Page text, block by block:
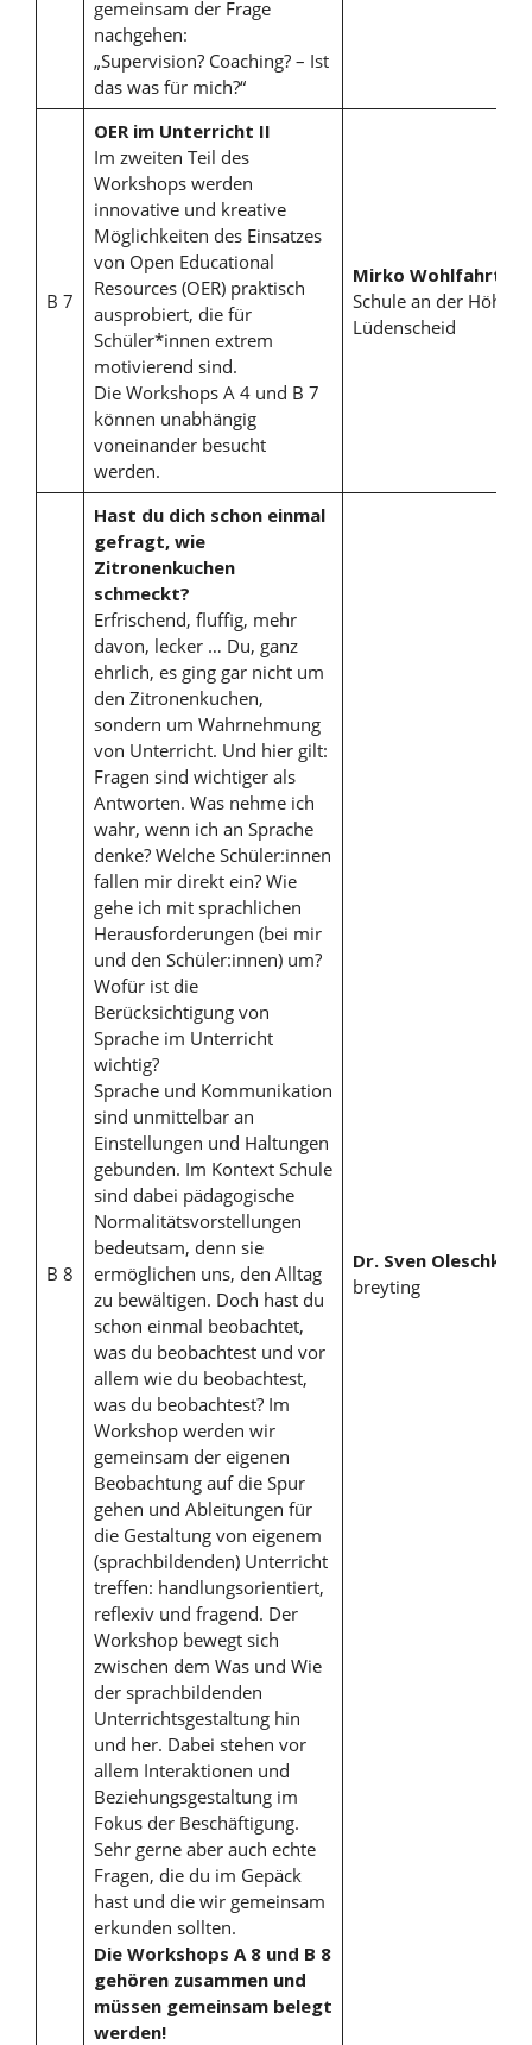
gemeinsam der Frage
nachgehen:
„Supervision? Coaching? – Ist
das was für mich?“
B 7
OER im Unterricht II
Im zweiten Teil des
Workshops werden
innovative und kreative
Möglichkeiten des Einsatzes
von Open Educational
Resources (OER) praktisch
ausprobiert, die für
Schüler*innen extrem
motivierend sind.
Die Workshops A 4 und B 7
können unabhängig
voneinander besucht
werden.
Mirko Wohlfahrt
Schule an der Höh
Lüdenscheid
B 8
Hast du dich schon einmal
gefragt, wie
Zitronenkuchen
schmeckt?
Erfrischend, fluffig, mehr
davon, lecker … Du, ganz
ehrlich, es ging gar nicht um
den Zitronenkuchen,
sondern um Wahrnehmung
von Unterricht. Und hier gilt:
Fragen sind wichtiger als
Antworten. Was nehme ich
wahr, wenn ich an Sprache
denke? Welche Schüler:innen
fallen mir direkt ein? Wie
gehe ich mit sprachlichen
Herausforderungen (bei mir
und den Schüler:innen) um?
Wofür ist die
Berücksichtigung von
Sprache im Unterricht
wichtig?
Sprache und Kommunikation
sind unmittelbar an
Einstellungen und Haltungen
gebunden. Im Kontext Schule
sind dabei pädagogische
Normalitätsvorstellungen
bedeutsam, denn sie
ermöglichen uns, den Alltag
zu bewältigen. Doch hast du
schon einmal beobachtet,
was du beobachtest und vor
allem wie du beobachtest,
was du beobachtest? Im
Workshop werden wir
gemeinsam der eigenen
Beobachtung auf die Spur
gehen und Ableitungen für
die Gestaltung von eigenem
(sprachbildenden) Unterricht
treffen: handlungsorientiert,
reflexiv und fragend. Der
Workshop bewegt sich
zwischen dem Was und Wie
der sprachbildenden
Unterrichtsgestaltung hin
und her. Dabei stehen vor
allem Interaktionen und
Beziehungsgestaltung im
Fokus der Beschäftigung.
Sehr gerne aber auch echte
Fragen, die du im Gepäck
hast und die wir gemeinsam
erkunden sollten.
Die Workshops A 8 und B 8
gehören zusammen und
müssen gemeinsam belegt
werden!
Dr. Sven Oleschko
breyting